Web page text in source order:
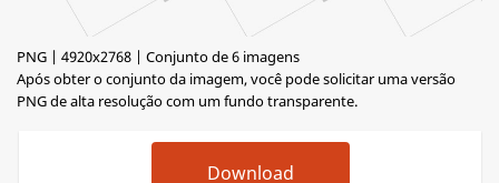
PNG | 4920x2768 | Conjunto de 6 imagens
Após obter o conjunto da imagem, você pode solicitar uma versão
PNG de alta resolução com um fundo transparente.